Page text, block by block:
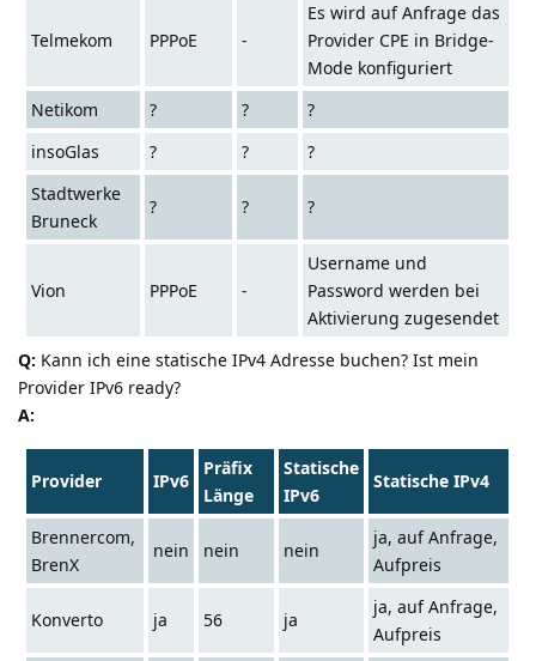
Telmekom PPPoE -
Es wird auf Anfrage das
Provider CPE in Bridge-
Mode konfiguriert
Netikom
? ?
?
insoGlas
? ?
?
Stadtwerke
Bruneck
? ? ?
Vion PPPoE -
Username und
Password werden bei
Aktivierung zugesendet
Q: Kann ich eine statische IPv4 Adresse buchen? Ist mein
Provider IPv6 ready?
A:
Provider IPv6
Präfix
Länge
Statische
IPv6
Statische IPv4
Brennercom,
BrenX
nein nein nein
ja, auf Anfrage,
Aufpreis
Konverto ja 56 ja
ja, auf Anfrage,
Aufpreis